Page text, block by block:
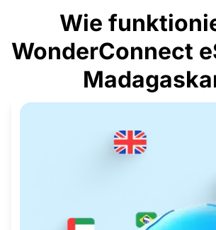
Wie
WonderConnect